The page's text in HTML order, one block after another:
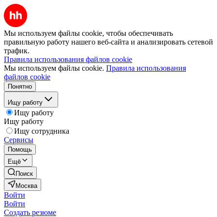
Мы используем файлы cookie, чтобы обеспечивать
правильную работу нашего веб-сайта и анализировать сетевой
трафик.
Правила использования файлов cookie
Мы используем файлы cookie. Правила использования
файлов cookie
Понятно
Ищу работу
Ищу работу
Ищу работу
Ищу сотрудника
Сервисы
Помощь
Ещё
Поиск
Москва
Войти
Войти
Создать резюме